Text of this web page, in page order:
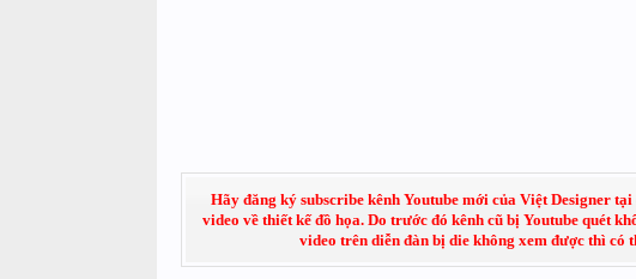
Hãy đăng ký subscribe kênh Youtube mới của Việt Designer
video về thiết kế đồ họa. Do trước đó kênh cũ bị Youtube quét
video trên diễn đàn bị die không xem được thì có